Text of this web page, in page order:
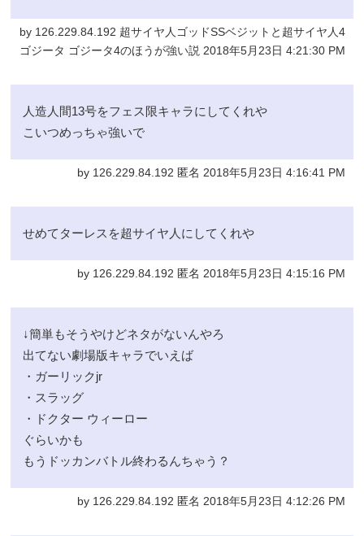
by 126.229.84.192 超サイヤ人ゴッドSSベジットと超サイヤ人4
ゴジータ ゴジータ4のほうが強い説 2018年5月23日 4:21:30 PM
人造人間13号をフェス限キャラにしてくれや
こいつめっちゃ強いで
by 126.229.84.192 匿名 2018年5月23日 4:16:41 PM
せめてターレスを超サイヤ人にしてくれや
by 126.229.84.192 匿名 2018年5月23日 4:15:16 PM
↓簡単もそうやけどネタがないんやろ
出てない劇場版キャラでいえば
・ガーリックjr
・スラッグ
・ドクター ウィーロー
ぐらいかも
もうドッカンバトル終わるんちゃう？
by 126.229.84.192 匿名 2018年5月23日 4:12:26 PM